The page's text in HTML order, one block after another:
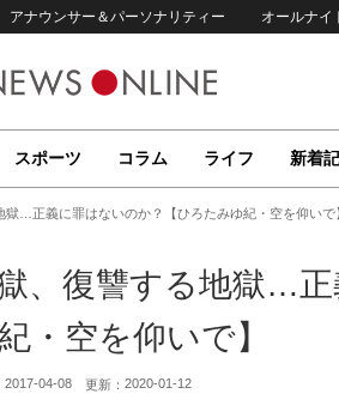
アナウンサー＆パーソナリティー オールナイ
スポーツ コラム ライフ 新着
…正義に罪はないのか？【ひろたみゆ紀・空を仰いで
、復讐する地獄…正
・空を仰いで】
2017-04-08 更新： 2020-01-12